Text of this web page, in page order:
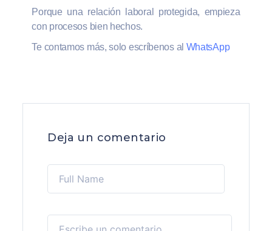
Porque una relación laboral protegida, empieza
con procesos bien hechos.
Te contamos más, solo escríbenos al WhatsApp
Deja un comentario